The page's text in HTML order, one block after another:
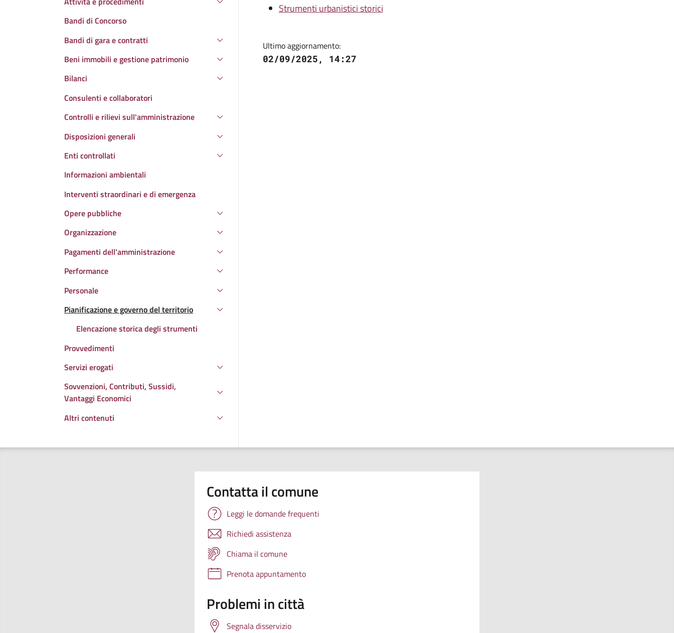
Bandi di Concorso
Bandi di gara e contratti
Beni immobili e gestione patrimonio
Bilanci
Consulenti e collaboratori
Controlli e rilievi sull'amministrazione
Disposizioni generali
Enti controllati
Informazioni ambientali
Interventi straordinari e di emergenza
Opere pubbliche
Organizzazione
Pagamenti dell'amministrazione
Performance
Personale
Pianificazione e governo del territorio
Attivo
Elencazione storica degli strumenti
Provvedimenti
Servizi erogati
Sovvenzioni, Contributi, Sussidi,
Vantaggi Economici
Altri contenuti
Strumenti urbanistici storici
Ultimo aggiornamento:
02/09/2025, 14:27
Contatta il comune
Leggi le domande frequenti
Richiedi assistenza
Chiama il comune
Prenota appuntamento
Problemi in città
Segnala disservizio